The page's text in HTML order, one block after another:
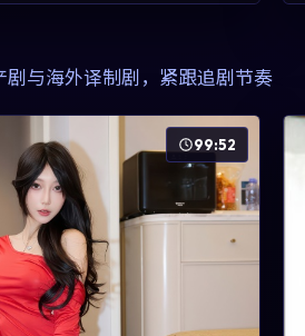
剧与海外译制剧，紧跟追剧节奏
99:52